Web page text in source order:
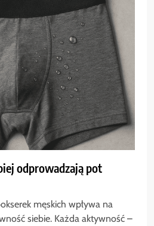
odprowadzają pot
męskich wpływa na
siebie. Każda aktywność –